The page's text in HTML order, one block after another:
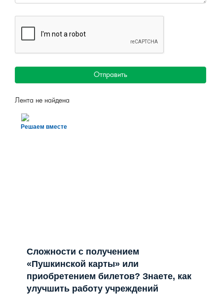
Отправить
Лента не найдена
Решаем вместе
Сложности с получением
«Пушкинской карты» или
приобретением билетов? Знаете, как
улучшить работу учреждений